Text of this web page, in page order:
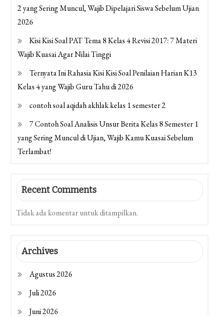
2 yang Sering Muncul, Wajib Dipelajari Siswa Sebelum Ujian
2026
Kisi Kisi Soal PAT Tema 8 Kelas 4 Revisi 2017: 7 Materi
Wajib Kuasai Agar Nilai Tinggi
Ternyata Ini Rahasia Kisi Kisi Soal Penilaian Harian K13
Kelas 4 yang Wajib Guru Tahu di 2026
contoh soal aqidah akhlak kelas 1 semester 2
7 Contoh Soal Analisis Unsur Berita Kelas 8 Semester 1
yang Sering Muncul di Ujian, Wajib Kamu Kuasai Sebelum
Terlambat!
Recent Comments
Tidak ada komentar untuk ditampilkan.
Archives
Agustus 2026
Juli 2026
Juni 2026